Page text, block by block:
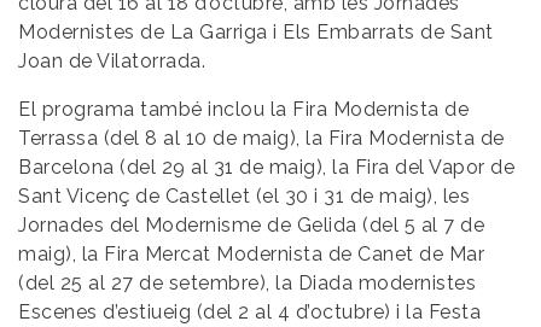
Modernistes de La Garriga i Els Embarrats de Sant
Joan de Vilatorrada.
El programa també inclou la Fira Modernista de
Terrassa (del 8 al 10 de maig), la Fira Modernista de
Barcelona (del 29 al 31 de maig), la Fira del Vapor de
Sant Vicenç de Castellet (el 30 i 31 de maig), les
Jornades del Modernisme de Gelida (del 5 al 7 de
maig), la Fira Mercat Modernista de Canet de Mar
(del 25 al 27 de setembre), la Diada modernistes
Escenes d’estiueig (del 2 al 4 d’octubre) i la Festa